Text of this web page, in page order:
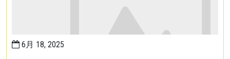
6月 18, 2025